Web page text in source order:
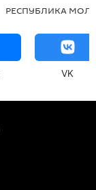
РЕСПУБЛИКА
VK